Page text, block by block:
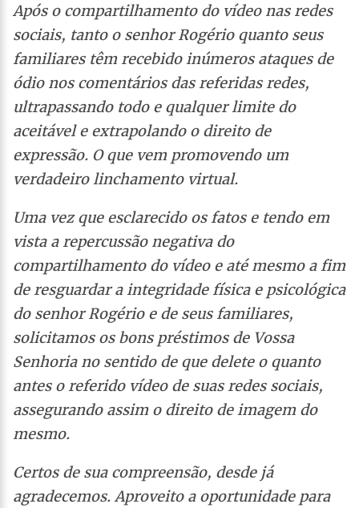
Após o compartilhamento do vídeo nas redes
sociais, tanto o senhor Rogério quanto seus
familiares têm recebido inúmeros ataques de
ódio nos comentários das referidas redes,
ultrapassando todo e qualquer limite do
aceitável e extrapolando o direito de
expressão. O que vem promovendo um
verdadeiro linchamento virtual.
Uma vez que esclarecido os fatos e tendo em
vista a repercussão negativa do
compartilhamento do vídeo e até mesmo a fim
de resguardar a integridade física e psicológica
do senhor Rogério e de seus familiares,
solicitamos os bons préstimos de Vossa
Senhoria no sentido de que delete o quanto
antes o referido vídeo de suas redes sociais,
assegurando assim o direito de imagem do
mesmo.
Certos de sua compreensão, desde já
agradecemos. Aproveito a oportunidade para